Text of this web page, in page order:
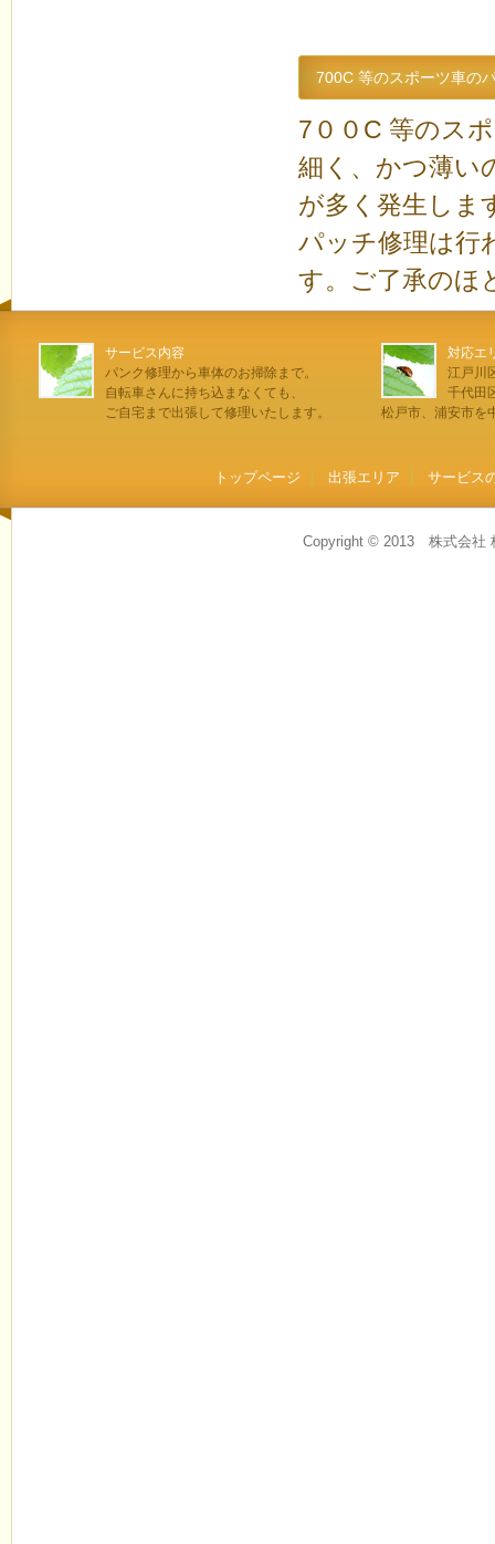
700C 等のスポーツ車の
7００C 等のス
細く、かつ薄い
が多く発生しま
パッチ修理は行
す。ご了承のほ
サービス内容
パンク修理から車体のお掃除まで。
自転車さんに持ち込まなくても、
ご自宅まで出張して修理いたします。
対応エ
江戸川
千代田
松戸市、浦安市を
トップページ 出張エリア サービス
Copyright © 2013 株式会社